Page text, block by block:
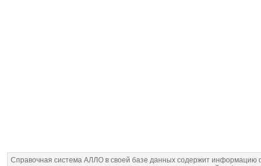
Справочная система АЛЛО в своей базе данных содержит